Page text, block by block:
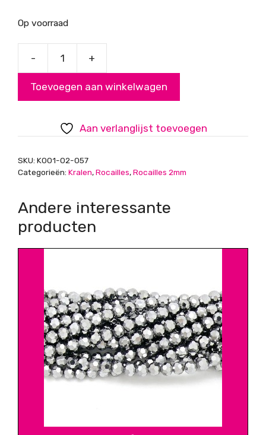
Op voorraad
-
semi
2mm
aantal
+
Toevoegen aan winkelwagen
Aan verlanglijst toevoegen
SKU: K001-02-057
Categorieën: Kralen,Rocailles,Rocailles 2mm
Andere interessante
producten